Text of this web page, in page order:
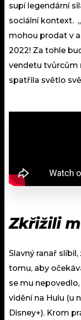
supí legendární
sociální kontext.
mohou prodat v
2022! Za tohle
vendetu tvůrcům
spatřila světlo
Zkřižili
Slavný ranař
tomu, aby
se mu
vidění na Hulu (u
Disney+). Krom